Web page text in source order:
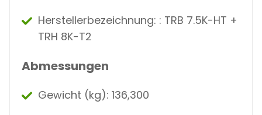
Herstellerbezeichnung: : TRB 7.5K-HT +
TRH 8K-T2
Abmessungen
Gewicht (kg): 136,300